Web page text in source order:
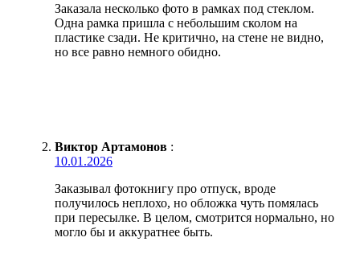
Заказала несколько фото в рамках под стеклом.
Одна рамка пришла с небольшим сколом на
пластике сзади. Не критично, на стене не видно,
но все равно немного обидно.
Виктор Артамонов :
10.01.2026
Заказывал фотокнигу про отпуск, вроде
получилось неплохо, но обложка чуть помялась
при пересылке. В целом, смотрится нормально, но
могло бы и аккуратнее быть.